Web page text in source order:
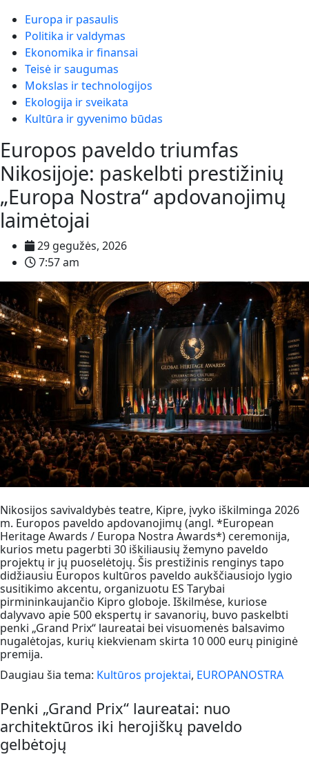
Europa ir pasaulis
Politika ir valdymas
Ekonomika ir finansai
Teisė ir saugumas
Mokslas ir technologijos
Ekologija ir sveikata
Kultūra ir gyvenimo būdas
Europos paveldo triumfas
Nikosijoje: paskelbti prestižinių
„Europa Nostra“ apdovanojimų
laimėtojai
29 gegužės, 2026
7:57 am
Nikosijos savivaldybės teatre, Kipre, įvyko iškilminga 2026
m. Europos paveldo apdovanojimų (angl. *European
Heritage Awards / Europa Nostra Awards*) ceremonija,
kurios metu pagerbti 30 iškiliausių žemyno paveldo
projektų ir jų puoselėtojų. Šis prestižinis renginys tapo
didžiausiu Europos kultūros paveldo aukščiausiojo lygio
susitikimo akcentu, organizuotu ES Tarybai
pirmininkaujančio Kipro globoje. Iškilmėse, kuriose
dalyvavo apie 500 ekspertų ir savanorių, buvo paskelbti
penki „Grand Prix“ laureatai bei visuomenės balsavimo
nugalėtojas, kurių kiekvienam skirta 10 000 eurų piniginė
premija.
Daugiau šia tema: Kultūros projektai, EUROPANOSTRA
Penki „Grand Prix“ laureatai: nuo
architektūros iki herojiškų paveldo
gelbėtojų